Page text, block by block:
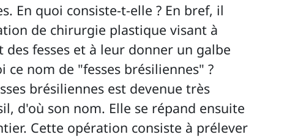
En quoi consiste-t-elle ? En bref, il
de chirurgie plastique visant à
des fesses et à leur donner un galbe
ce nom de "fesses brésiliennes" ?
d'où son nom. Elle se répand ensuite
Cette opération consiste à prélever